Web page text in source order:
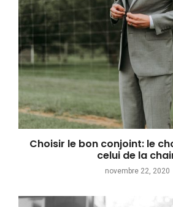
Choisir le bon conjoint: le
celui de la
novembre 22, 2020